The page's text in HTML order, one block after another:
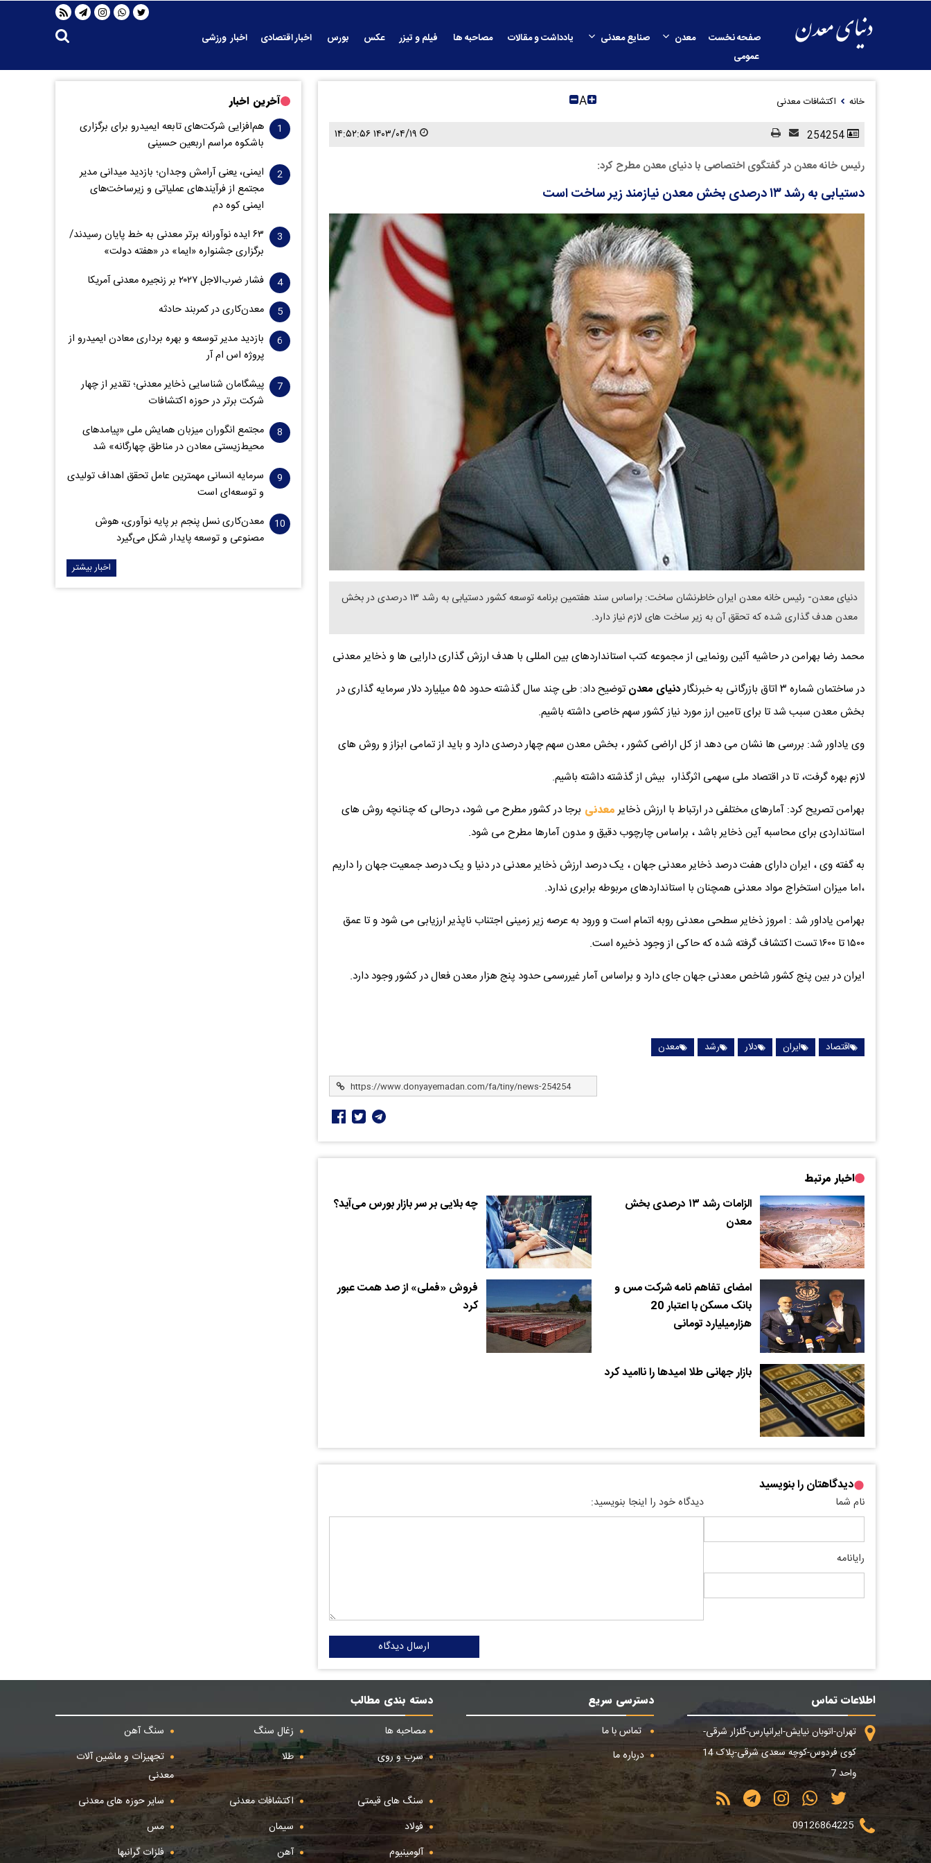
صفحه نخست معدن صنایع معدنی یادداشت و مقالات مصاحبه ها فیلم و تیزر عکس بورس اخبار اقتصادی
اخبار ورزشی
عمومی
خانه اکتشافات معدنی A
۱۴۰۳/۰۴/۱۹ ۱۴:۵۲:۵۶
رئیس خانه معدن در گفتگوی اختصاصی با دنیای معدن مطرح کرد:
دستیابی به رشد ۱۳ درصدی بخش معدن نیازمند زیر ساخت است
دنیای معدن- رئیس خانه معدن ایران خاطرنشان ساخت: براساس سند هفتمین برنامه توسعه کشور دستیابی به رشد ۱۳ درصدی در بخش
معدن هدف گذاری شده که تحقق آن به زیر ساخت های لازم نیاز دارد.
محمد رضا بهرامن در حاشیه آئین رونمایی از مجموعه کتب استانداردهای بین المللی با هدف ارزش گذاری دارایی ها و ذخایر معدنی
در ساختمان شماره ۳ اتاق بازرگانی به خبرنگار
دنیای معدن
توضیح داد: طی چند سال گذشته حدود ۵۵ میلیارد دلار سرمایه گذاری در
بخش معدن سبب شد تا برای تامین ارز مورد نیاز کشور سهم خاصی داشته باشیم.
وی یاداور شد: بررسی ها نشان می دهد از کل اراضی کشور ، بخش معدن سهم چهار درصدی دارد و باید از تمامی ابزاز و روش های
لازم بهره گرفت، تا در اقتصاد ملی سهمی اثرگذار، بیش از گذشته داشته باشیم.
بهرامن تصریح کرد: آمارهای مختلفی در ارتباط با ارزش ذخایرمعدنی برجا در کشور مطرح می شود، درحالی که چنانچه روش های
استانداردی برای محاسبه آین ذخایر باشد ، براساس چارچوب دقیق و مدون آمارها مطرح می شود.
به گفته وی ، ایران دارای هفت درصد ذخایر معدنی جهان ، یک درصد ارزش ذخایر معدنی در دنیا و یک درصد جمعیت جهان را داریم
،اما میزان استخراج مواد معدنی همچنان با استانداردهای مربوطه برابری ندارد.
بهرامن یاداور شد : امروز ذخایر سطحی معدنی روبه اتمام است و ورود به عرصه زیر زمینی اجتناب ناپذیر ارزیابی می شود و تا عمق
۱۵۰۰ تا ۱۶۰۰ تست اکتشاف گرفته شده که حاکی از وجود ذخیره است.
ایران در بین پنج کشور شاخص معدنی جهان جای دارد و براساس آمار غیررسمی حدود پنج هزار معدن فعال در کشور وجود دارد.
اقتصاد ایران دلار رشد معدن
اخبار مرتبط
الزامات رشد ۱۳ درصدی بخش
معدن
چه بلایی بر سر بازار بورس می‌آید؟
امضای تفاهم نامه شرکت مس و
بانک مسکن با اعتبار 20
هزارمیلیارد تومانی
فروش «فملی» از صد همت عبور
کرد
بازار جهانی طلا امیدها را ناامید کرد
دیدگاهتان را بنویسید
نام شما
رایانامه
دیدگاه خود را اینجا بنویسید:
ارسال دیدگاه
آخرین اخبار
هم‌افزایی شرکت‌های تابعه ایمیدرو برای برگزاری
باشکوه مراسم اربعین حسینی
ایمنی، یعنی آرامش وجدان؛ بازدید میدانی مدیر
مجتمع از فرآیندهای عملیاتی و زیرساخت‌های
ایمنی کوه دم
۶۳ ایده نوآورانه برتر معدنی به خط پایان رسیدند/
برگزاری جشنواره «ایما» در «هفته دولت»
فشار ضرب‌الاجل ۲۰۲۷ بر زنجیره معدنی آمریکا
معدن‌کاری در کمربند حادثه
بازدید مدیر توسعه و بهره برداری معادن ایمیدرو از
پروژه اس ام آر
پیشگامان شناسایی ذخایر معدنی؛ تقدیر از چهار
شرکت برتر در حوزه اکتشافات‌
مجتمع انگوران میزبان همایش ملی «پیامدهای
محیط‌زیستی معادن در مناطق چهارگانه» شد
سرمایه انسانی مهمترین عامل تحقق اهداف تولیدی
و توسعه‌ای است
معدن‌کاری نسل پنجم بر پایه نوآوری، هوش
مصنوعی و توسعه پایدار شکل می‌گیرد
اخبار بیشتر
اطلاعات تماس
تهران-اتوبان نیایش-ایرانپارس-گلزار شرقی-
کوی فردوس-کوچه سعدی شرقی-پلاک 14
واحد 7
09126864225
دسترسی سریع
تماس با ما
درباره ما
دسته بندی مطالب
مصاحبه ها
زغال سنگ
سنگ آهن
سرب و روی
طلا
تجهیزات و ماشین آلات
معدنی
سنگ های قیمتی
اکتشافات معدنی
سایر حوزه های معدنی
فولاد
سیمان
مس
آلومینیوم
آهن فلزات گرانبها